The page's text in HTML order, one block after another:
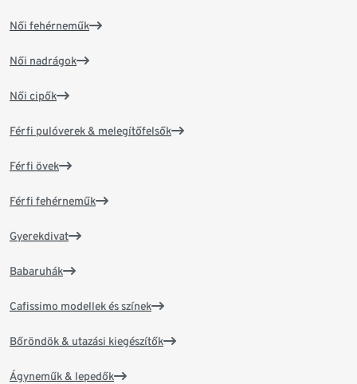
Női fehérneműk
Női nadrágok
Női cipők
Férfi pulóverek & melegítőfelsők
Férfi övek
Férfi fehérneműk
Gyerekdivat
Babaruhák
Cafissimo modellek és színek
Bőröndök & utazási kiegészítők
Ágyneműk & lepedők